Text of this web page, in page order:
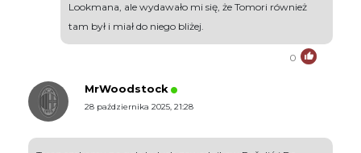
Lookmana, ale wydawało mi się, że Tomori również
tam był i miał do niego bliżej.
0
MrWoodstock
28 października 2025, 21:28